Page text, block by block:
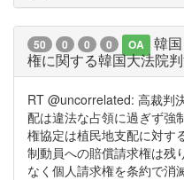
50 0 0 0 OA
韓
権に関する韓国大法院
RT @uncorrelated: 高裁判
配は違法な占領に過ぎず強
権協定は植民地支配に対す
制動員への賠償請求権は残
なく個人請求権を条約で消